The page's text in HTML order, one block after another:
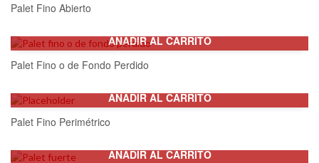
Palet Fino Abierto
AÑADIR AL CARRITO
Palet Fino o de Fondo Perdido
AÑADIR AL CARRITO
Palet Fino Perimétrico
AÑADIR AL CARRITO